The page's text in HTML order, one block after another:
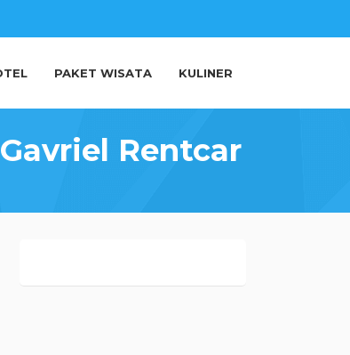
PAKET WISATA KULINER
Rentcar